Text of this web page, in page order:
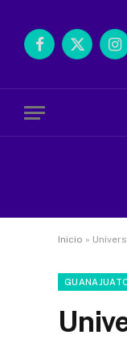
Facebook
X
Inicio »